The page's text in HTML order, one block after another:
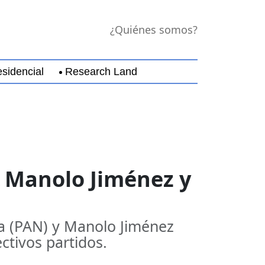
¿Quiénes somos?
Research Land
Jiménez y
y Manolo Jiménez
partidos.